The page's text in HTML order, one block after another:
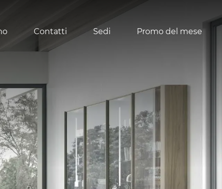
Contatti Sedi Promo del mese